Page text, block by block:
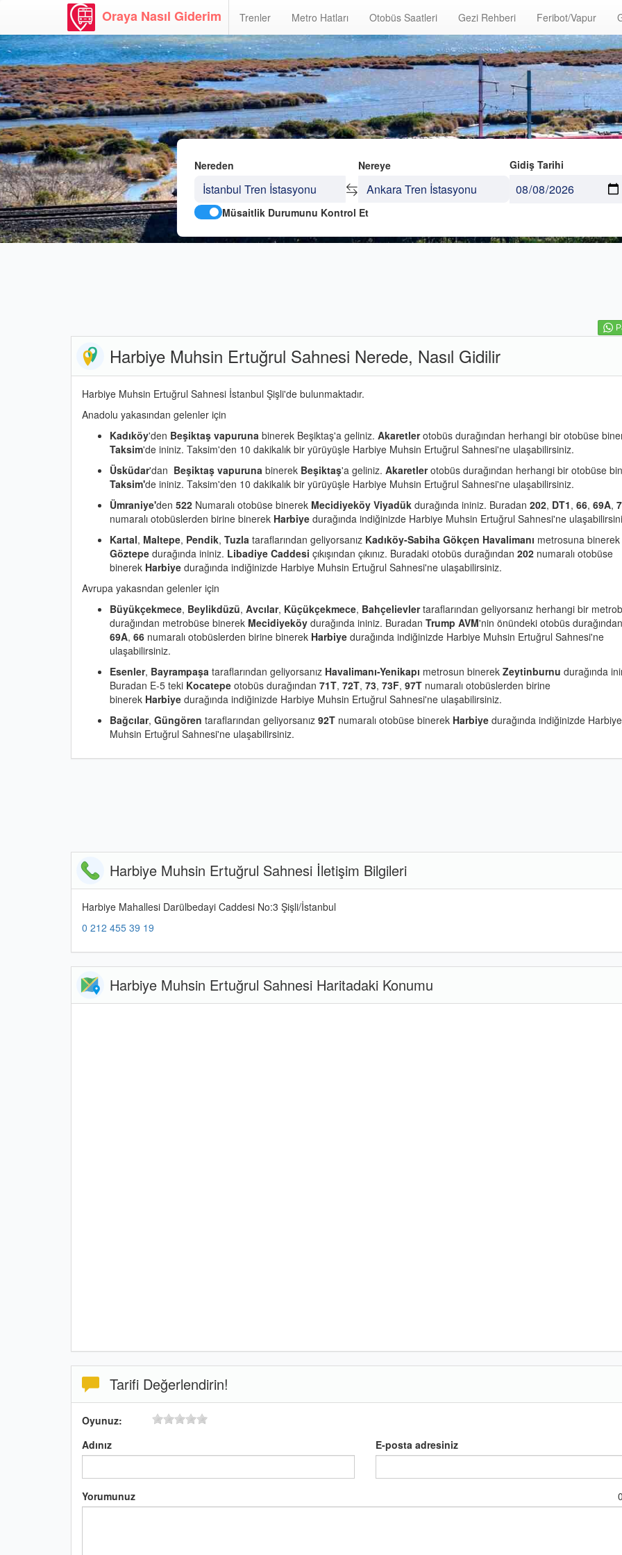
Oraya Nasıl Giderim Trenler Metro Hatları Otobüs Saatleri Gezi Rehberi Feribot/Vapur
Nereden Nereye
Gidiş Tarihi
Müsaitlik Durumunu Kontrol Et
Harbiye Muhsin Ertuğrul Sahnesi Nerede, Nasıl Gidilir
Harbiye Muhsin Ertuğrul Sahnesi İstanbul Şişli'de bulunmaktadır.
Anadolu yakasından gelenler için
Kadıköy'den Beşiktaş vapuruna binerek Beşiktaş'a geliniz. Akaretlerotobüs durağından herhangi bir otobüse
Taksim'de ininiz. Taksim'den 10 dakikalık bir yürüyüşle Harbiye Muhsin Ertuğrul Sahnesi'ne ulaşabilirsiniz.
Üsküdar'dan Beşiktaş vapuruna binerek Beşiktaş'a geliniz. Akaretlerotobüs durağından herhangi bir otobüse
Taksim'de ininiz. Taksim'den 10 dakikalık bir yürüyüşle Harbiye Muhsin Ertuğrul Sahnesi'ne ulaşabilirsiniz.
Ümraniye'den 522 Numaralı otobüse binerek Mecidiyeköy Viyadük durağında ininiz. Buradan 202, DT1, 66, 69A,
numaralı otobüslerden birine binerek Harbiye durağında indiğinizde Harbiye Muhsin Ertuğrul Sahnesi'ne
Kartal, Maltepe, Pendik, Tuzla taraflarından geliyorsanız Kadıköy-Sabiha Gökçen Havalimanı metrosuna binerek
Göztepe durağında ininiz. Libadiye Caddesi çıkışından çıkınız. Buradaki otobüs durağından 202 numaralı otobüse
binerek Harbiye durağında indiğinizde Harbiye Muhsin Ertuğrul Sahnesi'ne ulaşabilirsiniz.
Avrupa yakasndan gelenler için
Büyükçekmece, Beylikdüzü, Avcılar, Küçükçekmece, Bahçelievlertaraflarından geliyorsanız herhangi bir
durağından metrobüse binerek Mecidiyeköy durağında ininiz. Buradan Trump AVM'nin önündeki otobüs durağından
69A, 66 numaralı otobüslerden birine binerek Harbiye durağında indiğinizde Harbiye Muhsin Ertuğrul Sahnesi'ne
ulaşabilirsiniz.
Esenler, Bayrampaşa taraflarından geliyorsanız Havalimanı-Yenikapı metrosun binerek Zeytinburnu durağında
Buradan E-5 teki Kocatepe otobüs durağından 71T, 72T, 73, 73F, 97T numaralı otobüslerden birine
binerek Harbiye durağında indiğinizde Harbiye Muhsin Ertuğrul Sahnesi'ne ulaşabilirsiniz.
Bağcılar, Güngören taraflarından geliyorsanız 92T numaralı otobüse binerek Harbiye durağında indiğinizde Harbiye
Muhsin Ertuğrul Sahnesi'ne ulaşabilirsiniz.
Harbiye Muhsin Ertuğrul Sahnesi İletişim Bilgileri
Harbiye Mahallesi Darülbedayi Caddesi No:3 Şişli/İstanbul
0 212 455 39 19
Harbiye Muhsin Ertuğrul Sahnesi Haritadaki Konumu
Tarifi Değerlendirin!
Oyunuz:
Adınız
E-posta adresiniz
Yorumunuz 0